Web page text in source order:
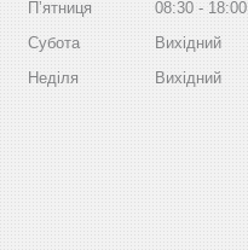
Пʼятниця
08:30
18:00
Субота
Вихідний
Неділя
Вихідний